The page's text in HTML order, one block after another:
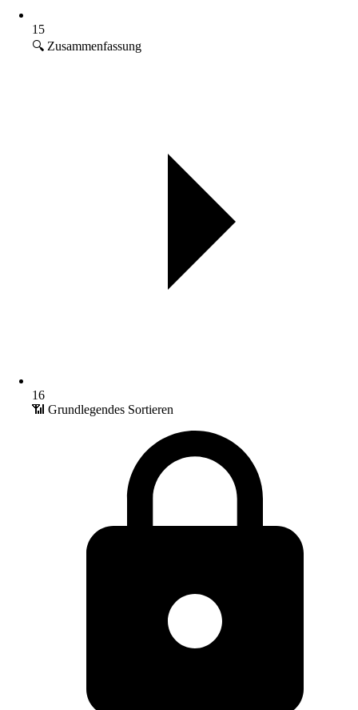
15
🔍 Zusammenfassung
16
📶 Grundlegendes Sortieren